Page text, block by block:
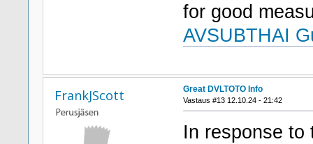
for good
AVSUBTHAI
FrankJScott Great DVLTOTO Info
Vastaus #13 12.10.24 - 21:42
In response to